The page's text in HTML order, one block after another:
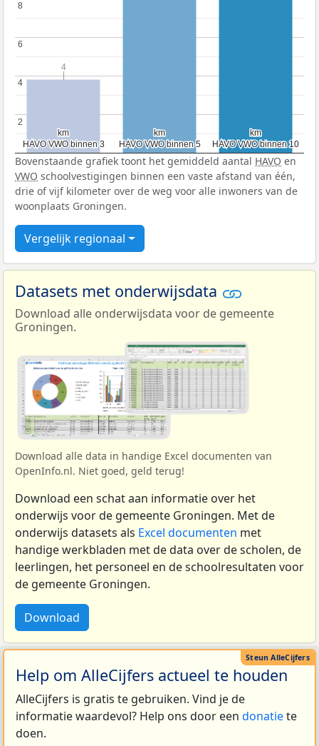
HAVO VWO binnen 3
HAVO VWO binnen 3
km
km
HAVO VWO binnen 5
HAVO VWO binnen 5
km
km
HAVO VWO binnen 10
HAVO VWO binnen 10
km
km
2
2
4
4
6
6
8
8
4
4
Bovenstaande grafiek toont het gemiddeld aantal HAVO en
VWO schoolvestigingen binnen een vaste afstand van één,
drie of vijf kilometer over de weg voor alle inwoners van de
woonplaats Groningen.
Vergelijk regionaal
Datasets met onderwijsdata
Download alle onderwijsdata voor de gemeente
Groningen.
Download alle data in handige Excel documenten van
OpenInfo.nl. Niet goed, geld terug!
Download een schat aan informatie over het
onderwijs voor de gemeente Groningen. Met de
onderwijs datasets als Excel documenten met
handige werkbladen met de data over de scholen, de
leerlingen, het personeel en de schoolresultaten voor
de gemeente Groningen.
Download
Help om AlleCijfers actueel te houden
AlleCijfers is gratis te gebruiken. Vind je de
informatie waardevol? Help ons door een donatiete
doen.